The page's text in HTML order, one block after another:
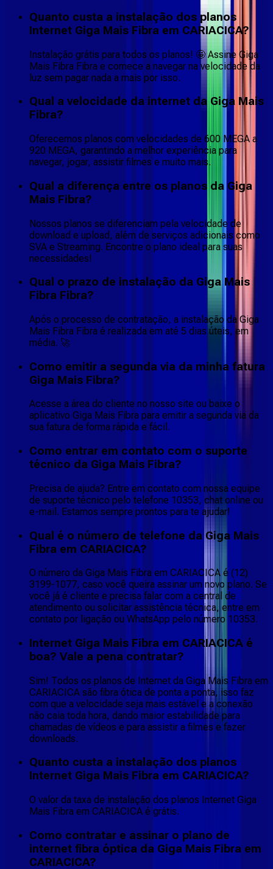
Quanto custa a instalação dos planos
Internet Giga Mais Fibra em CARIACICA?
Instalação grátis para todos os planos! 🤩 Assine Giga
Mais Fibra Fibra e comece a navegar na velocidade da
luz sem pagar nada a mais por isso.
Qual a velocidade da internet da Giga Mais
Fibra?
Oferecemos planos com velocidades de 600 MEGA a
920 MEGA, garantindo a melhor experiência para
navegar, jogar, assistir filmes e muito mais.
Qual a diferença entre os planos da Giga
Mais Fibra?
Nossos planos se diferenciam pela velocidade de
download e upload, além de serviços adicionais como
SVA e Streaming. Encontre o plano ideal para suas
necessidades!
Qual o prazo de instalação da Giga Mais
Fibra Fibra?
Após o processo de contratação, a instalação da Giga
Mais Fibra Fibra é realizada em até 5 dias úteis, em
média. 🚀
Como emitir a segunda via da minha fatura
Giga Mais Fibra?
Acesse a área do cliente no nosso site ou baixe o
aplicativo Giga Mais Fibra para emitir a segunda via da
sua fatura de forma rápida e fácil.
Como entrar em contato com o suporte
técnico da Giga Mais Fibra?
Precisa de ajuda? Entre em contato com nossa equipe
de suporte técnico pelo telefone 10353, chat online ou
e-mail. Estamos sempre prontos para te ajudar!
Qual é o número de telefone da Giga Mais
Fibra em CARIACICA?
O número da Giga Mais Fibra em CARIACICA é (12)
3199-1077, caso você queira assinar um novo plano. Se
você já é cliente e precisa falar com a central de
atendimento ou solicitar assistência técnica, entre em
contato por ligação ou WhatsApp pelo número 10353.
Internet Giga Mais Fibra em CARIACICA é
boa? Vale a pena contratar?
Sim! Todos os planos de Internet da Giga Mais Fibra em
CARIACICA são fibra ótica de ponta a ponta, isso faz
com que a velocidade seja mais estável e a conexão
não caia toda hora, dando maior estabilidade para
chamadas de vídeos e para assistir a filmes e fazer
downloads.
Quanto custa a instalação dos planos
Internet Giga Mais Fibra em CARIACICA?
O valor da taxa de instalação dos planos Internet Giga
Mais Fibra em CARIACICA é grátis.
Como contratar e assinar o plano de
internet fibra óptica da Giga Mais Fibra em
CARIACICA?